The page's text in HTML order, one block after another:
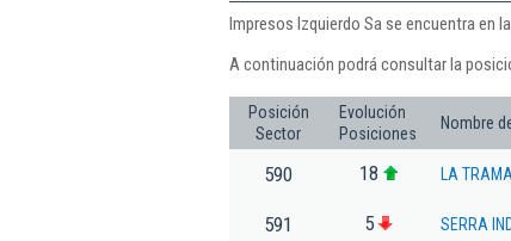
Impresos Izquierdo Sa se encuentra en
A continuación podrá consultar la
Posición
Sector
Evolución
Posiciones
Nombre
590 18 LA
591 5 SERRA